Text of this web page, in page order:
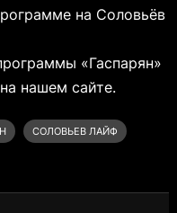
на Соловьёв
«Гаспарян»
нашем сайте.
СОЛОВЬЕВ ЛАЙФ